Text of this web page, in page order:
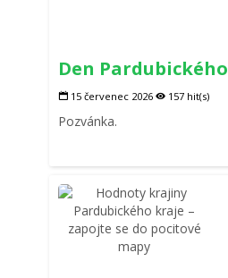
Den
15 červenec 2026 157 hit(s)
Pozvánka.